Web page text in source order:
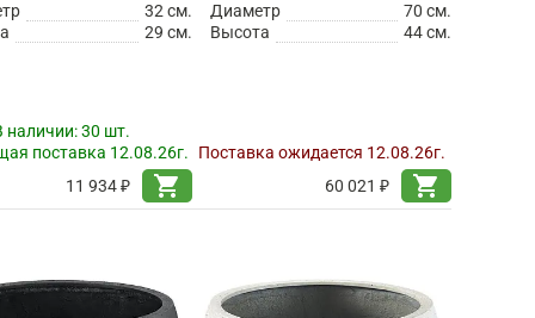
32 см.
29 см.
наличии:30 шт.
поставка 12.08.26г.
11 934 ₽
shopping_cart
Диаметр
70 см.
Высота
44 см.
Поставка ожидается 12.08.26г.
60 021 ₽
shopping_cart